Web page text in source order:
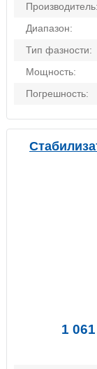
Производитель:
Диапазон:
Тип фазности:
Мощность:
Погрешность:
1